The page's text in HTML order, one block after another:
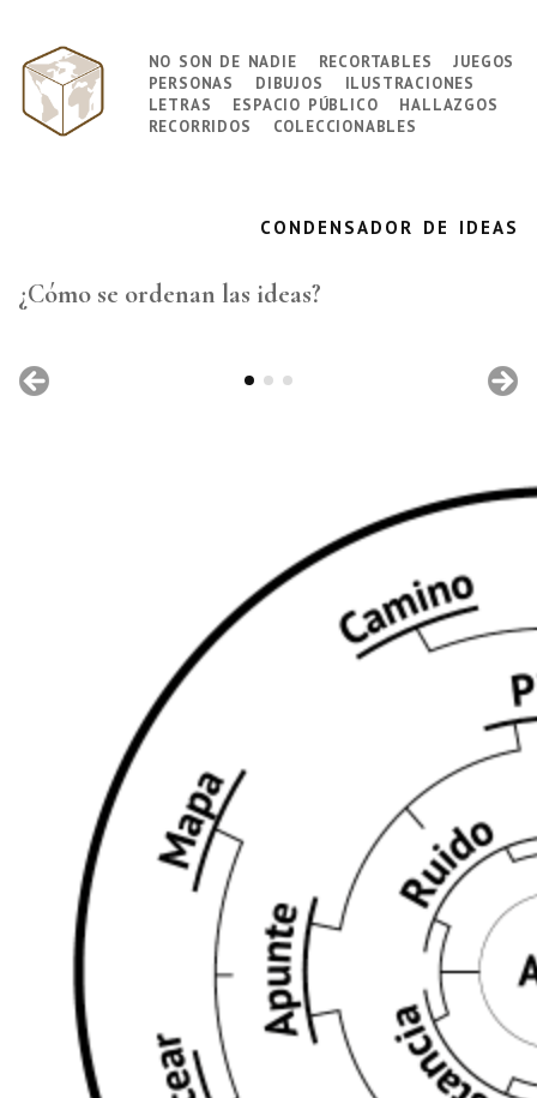
contenido
principal
Navegación
principal
no son de nadie recortables juegos
personas dibujos ilustraciones
letras espacio público hallazgos
recorridos coleccionables
condensador de ideas
¿Cómo se ordenan las ideas?